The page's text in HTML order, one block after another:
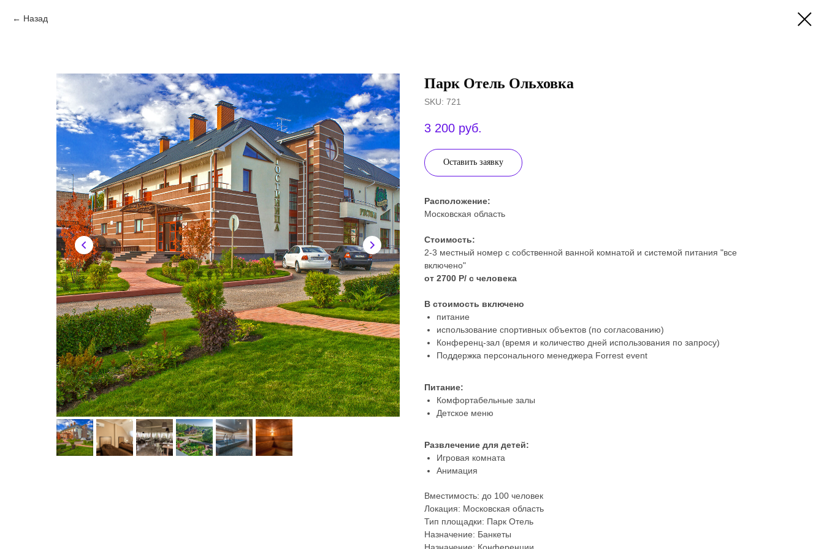
Назад
Парк Отель Ольховка
SKU: 721
3 200 руб.
Оставить заявку
Расположение:
Московская область
Стоимость:
2-3 местный номер с собственной ванной комнатой и системой питания "все
включено"
от 2700 Р/ с человека
В стоимость включено
питание
использование спортивных объектов (по согласованию)
Конференц-зал (время и количество дней использования по запросу)
Поддержка персонального менеджера Forrest event
Питание:
Комфортабельные залы
Детское меню
Развлечение для детей:
Игровая комната
Анимация
Вместимость: до 100 человек
Локация: Московская область
Тип площадки: Парк Отель
Назначение: Банкеты